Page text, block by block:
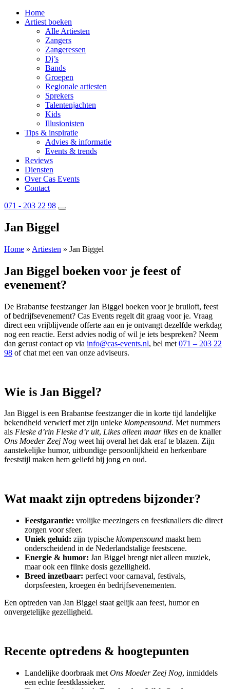
Home
Artiest boeken
Alle Artiesten
Zangers
Zangeressen
Dj’s
Bands
Groepen
Regionale artiesten
Sprekers
Talentenjachten
Kids
Illusionisten
Tips & inspiratie
Advies & informatie
Events & trends
Reviews
Diensten
Over Cas Events
Contact
071 - 203 22 98
Jan Biggel
Home » Artiesten » Jan Biggel
Jan Biggel boeken voor je feest of
evenement?
De Brabantse feestzanger Jan Biggel boeken voor je bruiloft, feest
of bedrijfsevenement? Cas Events regelt dit graag voor je. Vraag
direct een vrijblijvende offerte aan en je ontvangt dezelfde werkdag
nog een reactie. Eerst advies nodig of wil je iets bespreken? Neem
dan gerust contact op via info@cas-events.nl, bel met 071 – 203 22
98 of chat met een van onze adviseurs.
Wie is Jan Biggel?
Jan Biggel is een Brabantse feestzanger die in korte tijd landelijke
bekendheid verwierf met zijn unieke klompensound. Met nummers
als Fleske d’rin Fleske d’r uit, Likes alleen maar likes en de knaller
Ons Moeder Zeej Nog weet hij overal het dak eraf te blazen. Zijn
aanstekelijke humor, uitbundige persoonlijkheid en herkenbare
feeststijl maken hem geliefd bij jong en oud.
Wat maakt zijn optredens bijzonder?
Feestgarantie: vrolijke meezingers en feestknallers die direct
zorgen voor sfeer.
Uniek geluid: zijn typische klompensound maakt hem
onderscheidend in de Nederlandstalige feestscene.
Energie & humor: Jan Biggel brengt niet alleen muziek,
maar ook een flinke dosis gezelligheid.
Breed inzetbaar: perfect voor carnaval, festivals,
dorpsfeesten, kroegen én bedrijfsevenementen.
Een optreden van Jan Biggel staat gelijk aan feest, humor en
onvergetelijke gezelligheid.
Recente optredens & hoogtepunten
Landelijke doorbraak met Ons Moeder Zeej Nog, inmiddels
een echte feestklassieker.